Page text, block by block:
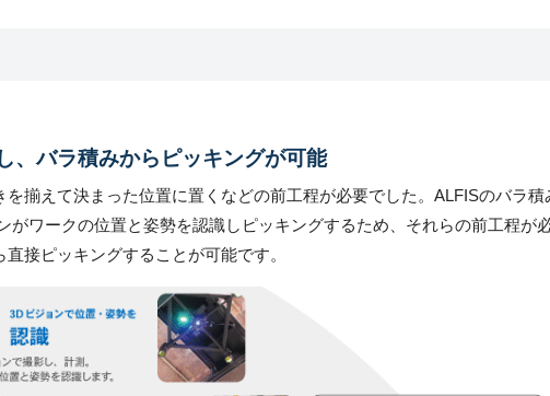
、バラ積みからピッキングが可能
揃えて決まった位置に置くなどの前工程が必要でした。ALFISのバラ積
がワークの位置と姿勢を認識しピッキングするため、それらの前工程が
接ピッキングすることが可能です。